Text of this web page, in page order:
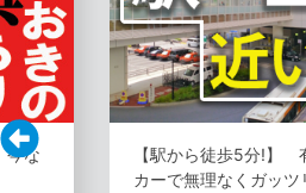
今な
【駅から徒歩5分!】
カーで無理なくガッツ